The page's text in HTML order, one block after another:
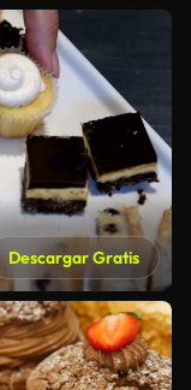
Descargar Gratis